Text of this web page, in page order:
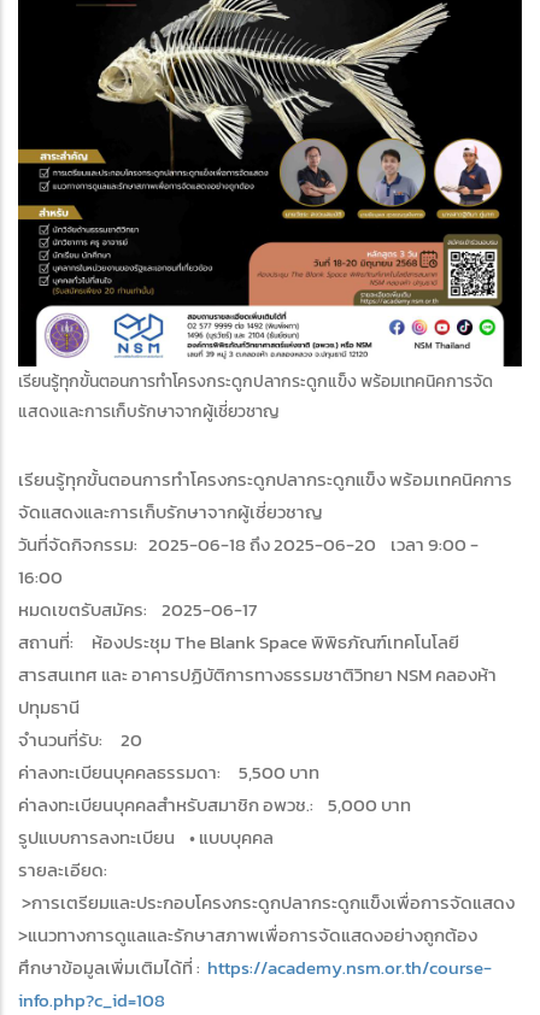
เรียนรู้ทุกขั้นตอนการทำโครงกระดูกปลากระดูกแข็ง พร้อมเทคนิคการจัด
แสดงและการเก็บรักษาจากผู้เชี่ยวชาญ
เรียนรู้ทุกขั้นตอนการทำโครงกระดูกปลากระดูกแข็ง พร้อมเทคนิคการ
จัดแสดงและการเก็บรักษาจากผู้เชี่ยวชาญ
วันที่จัดกิจกรรม: 2025-06-18 ถึง 2025-06-20 เวลา 9:00 -
16:00
หมดเขตรับสมัคร: 2025-06-17
สถานที่: ห้องประชุม The Blank Space พิพิธภัณฑ์เทคโนโลยี
สารสนเทศ และ อาคารปฏิบัติการทางธรรมชาติวิทยา NSM คลองห้า
ปทุมธานี
จำนวนที่รับ: 20
ค่าลงทะเบียนบุคคลธรรมดา: 5,500 บาท
ค่าลงทะเบียนบุคคลสำหรับสมาชิก อพวช.: 5,000 บาท
รูปแบบการลงทะเบียน • แบบบุคคล
รายละเอียด:
>การเตรียมและประกอบโครงกระดูกปลากระดูกแข็งเพื่อการจัดแสดง
>แนวทางการดูแลและรักษาสภาพเพื่อการจัดแสดงอย่างถูกต้อง
ศึกษาข้อมูลเพิ่มเติมได้ที่ : https://academy.nsm.or.th/course-
info.php?c_id=108